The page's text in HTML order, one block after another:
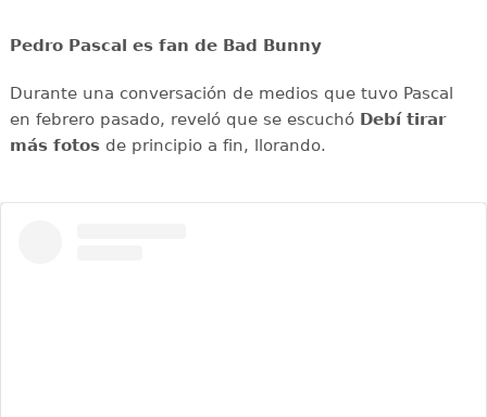
Pedro Pascal es fan de Bad Bunny
Durante una conversación de medios que tuvo Pascal
en febrero pasado, reveló que se escuchó Debí tirar
más fotosde principio a fin, llorando.